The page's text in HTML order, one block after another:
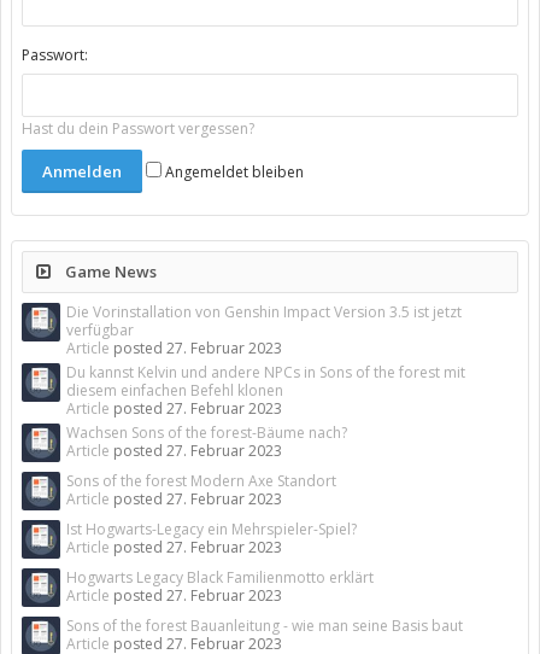
Passwort:
Hast du dein Passwort vergessen?
Angemeldet bleiben
Game News
Die Vorinstallation von Genshin Impact Version 3.5 ist jetzt
verfügbar
Article posted 27. Februar 2023
Du kannst Kelvin und andere NPCs in Sons of the forest mit
diesem einfachen Befehl klonen
Article posted 27. Februar 2023
Wachsen Sons of the forest-Bäume nach?
Article posted 27. Februar 2023
Sons of the forest Modern Axe Standort
Article posted 27. Februar 2023
Ist Hogwarts-Legacy ein Mehrspieler-Spiel?
Article posted 27. Februar 2023
Hogwarts Legacy Black Familienmotto erklärt
Article posted 27. Februar 2023
Sons of the forest Bauanleitung - wie man seine Basis baut
Article posted 27. Februar 2023